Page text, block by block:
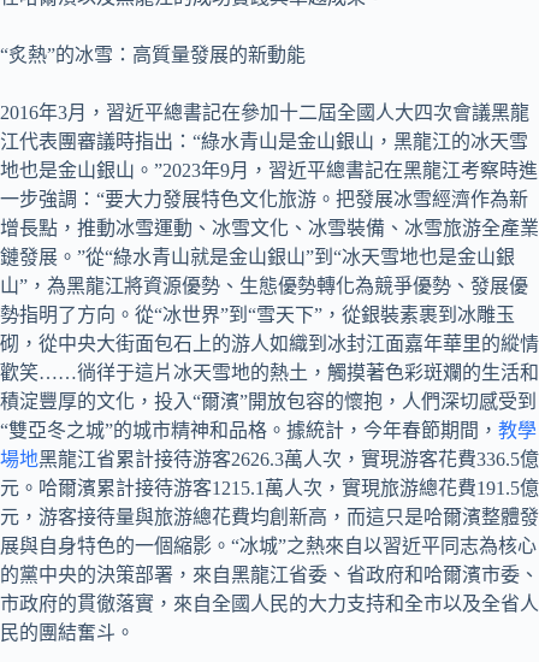
“炙熱”的冰雪：高質量發展的新動能
2016年3月，習近平總書記在參加十二屆全國人大四次會議黑龍
江代表團審議時指出：“綠水青山是金山銀山，黑龍江的冰天雪
地也是金山銀山。”2023年9月，習近平總書記在黑龍江考察時進
一步強調：“要大力發展特色文化旅游。把發展冰雪經濟作為新
增長點，推動冰雪運動、冰雪文化、冰雪裝備、冰雪旅游全產業
鏈發展。”從“綠水青山就是金山銀山”到“冰天雪地也是金山銀
山”，為黑龍江將資源優勢、生態優勢轉化為競爭優勢、發展優
勢指明了方向。從“冰世界”到“雪天下”，從銀裝素裹到冰雕玉
砌，從中央大街面包石上的游人如織到冰封江面嘉年華里的縱情
歡笑……徜徉于這片冰天雪地的熱土，觸摸著色彩斑斕的生活和
積淀豐厚的文化，投入“爾濱”開放包容的懷抱，人們深切感受到
“雙亞冬之城”的城市精神和品格。據統計，今年春節期間， 教學
場地黑龍江省累計接待游客2626.3萬人次，實現游客花費336.5億
元。哈爾濱累計接待游客1215.1萬人次，實現旅游總花費191.5億
元，游客接待量與旅游總花費均創新高，而這只是哈爾濱整體發
展與自身特色的一個縮影。“冰城”之熱來自以習近平同志為核心
的黨中央的決策部署，來自黑龍江省委、省政府和哈爾濱市委、
市政府的貫徹落實，來自全國人民的大力支持和全市以及全省人
民的團結奮斗。